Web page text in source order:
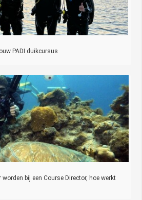
PADI duikcursus
bij een Course Director, hoe werkt